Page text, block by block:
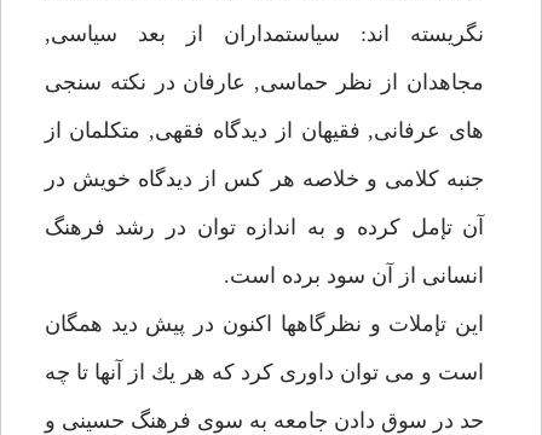
نگريسته اند: سياستمداران از بعد سياسى,
مجاهدان از نظر حماسى, عارفان در نكته سنجى
هاى عرفانى, فقيهان از ديدگاه فقهى, متكلمان از
جنبه كلامى و خلاصه هر كس از ديدگاه خويش در
آن تإمل كرده و به اندازه توان در رشد فرهنگ
انسانى از آن سود برده است.
اين تإملات و نظرگاهها اكنون در پيش ديد همگان
است و مى توان داورى كرد كه هر يك از آنها تا چه
حد در سوق دادن جامعه به سوى فرهنگ حسينى و